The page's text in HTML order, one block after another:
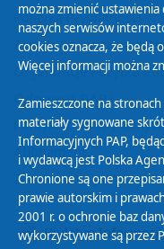
Polityka Prywatności
Zasady korzystania z
Organizacje Pożytku
Cyfryzacja DAB+
Polityka ochrony
Abonament
Zamówienia publiczne
Biuletyn
można zmienić
naszych serwisów
cookies oznacza, że będą
Więcej informacji można
Zamieszczone na
materiały sygnowane
Informacyjnych PAP,
i wydawcą jest Polska
Chronione są one
prawie autorskim i
2001 r. o ochronie baz
wykorzystywane są przez